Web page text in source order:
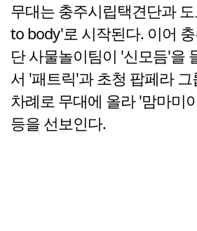
무대는 충주시립택견단과
to body'로 시작된다. 이어
단 사물놀이팀이 '신모듬'을
서 '패트릭'과 초청 팝페라
차례로 무대에 올라 '맘마미
등을 선보인다.